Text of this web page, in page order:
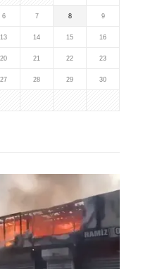
6 7 8 9
13 14 15 16
20 21 22 23
27 28 29 30